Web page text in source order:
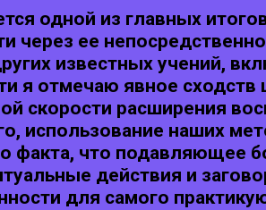
одной из главных
через ее
известных учений,
я отмечаю явное
скорости расширения
использование наших
факта, что подавляющее
действия и
для самого